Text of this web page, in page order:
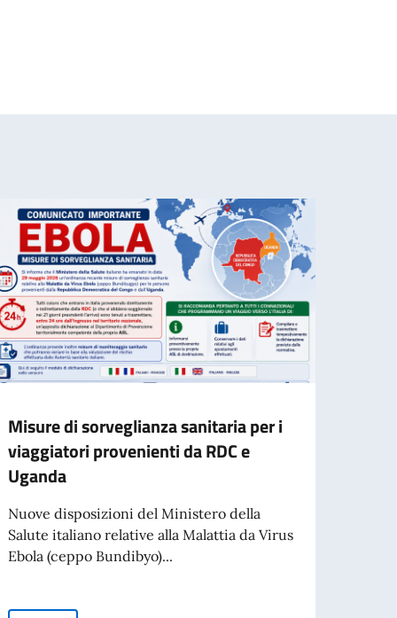
Misure di sorveglianza sanitaria per i
viaggiatori provenienti da RDC e
Uganda
Nuove disposizioni del Ministero della
Salute italiano relative alla Malattia da Virus
Ebola (ceppo Bundibyo)...